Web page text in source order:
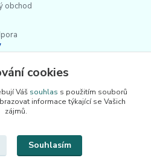
obchod
cookies
Váš souhlas s použitím souborů
informace týkající se Vašich
zájmů.
Souhlasím